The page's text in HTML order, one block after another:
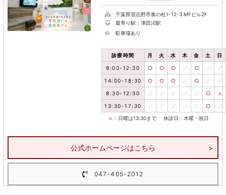
千葉県習志野市奏の杜1-12-3 MFビル2F
最寄り駅：津田沼駅
駐車場あり
診療時間 月 火 水 木 金 土 日
9:00-12:30 ○ ○ ○ ／ ○ ／ ／
14:00-18:30 ○ ○ ○ ／ ○ ／ ／
8:30-12:30 ／ ／ ／ ／ ／ ○ ▲
13:30-17:30 ／ ／ ／ ／ ／ ○ ／
▲ ：日曜は13:30まで 休診日：木曜・祝日
公式ホームページはこちら
047-405-2012